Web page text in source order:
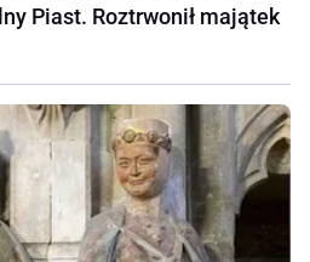
Piast. Roztrwonił majątek